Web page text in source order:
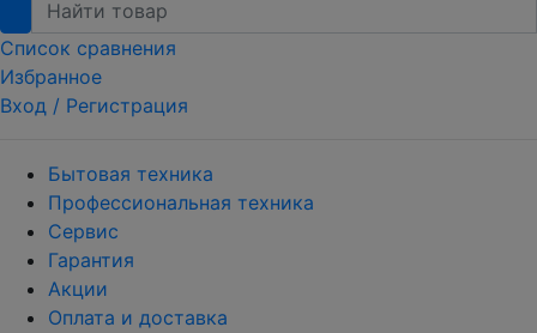
Список сравнения
Избранное
Вход / Регистрация
Бытовая техника
Профессиональная техника
Сервис
Гарантия
Акции
Оплата и доставка